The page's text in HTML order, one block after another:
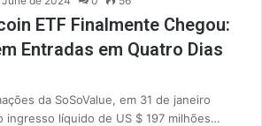
ETF Finalmente Chegou:
Entradas em Quatro Dias
da SoSoValue, em 31 de janeiro
ingresso líquido de US $ 197 milhões…